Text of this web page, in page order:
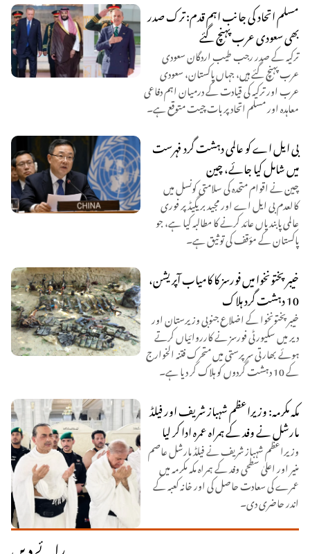
مسلم اتحاد کی جانب اہم قدم: ترک صدر
بھی سعودی عرب پہنچ گئے
ترکیہ کے صدر رجب طیب اردگان سعودی
عرب پہنچ گئے ہیں، جہاں پاکستان، سعودی
عرب اور ترکیہ کی قیادت کے درمیان اہم دفاعی
معاہدہ اور مسلم اتحاد پر بات چیت متوقع ہے۔
بی ایل اے کو عالمی دہشت گرد فہرست
میں شامل کیا جائے، چین
چین نے اقوام متحدہ کی سلامتی کونسل میں
کالعدم بی ایل اے اور مجید بریگیڈ پر فوری
عالمی پابندیاں عائد کرنے کا مطالبہ کیا ہے، جو
پاکستان کے مؤقف کی توثیق ہے۔
خیبرپختونخوا میں فورسز کا کامیاب آپریشن،
10 دہشت گرد ہلاک
خیبرپختونخوا کے اضلاع جنوبی وزیرستان اور
دیر میں سکیورٹی فورسز نے کارروائیاں کرتے
ہوئے بھارتی سرپرستی میں متحرک فتنہ الخوارج
کے 10 دہشت گردوں کو ہلاک کر دیا ہے۔
مکہ مکرمہ: وزیراعظم شہباز شریف اور فیلڈ
مارشل نے وفد کے ہمراہ عمرہ ادا کر لیا
وزیراعظم شہباز شریف نے فیلڈ مارشل عاصم
منیر اور اعلیٰ سطحی وفد کے ہمراہ مکہ مکرمہ میں
عمرے کی سعادت حاصل کی اور خانہ کعبہ کے
اندر حاضری دی۔